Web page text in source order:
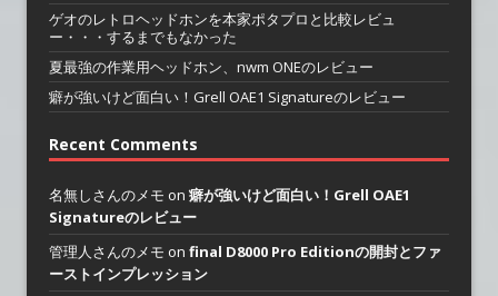
ゲオのレトロヘッドホンを本家ポタプロと比較レビュ
ー・・・するまでもなかった
夏最強の作業用ヘッドホン、nwm ONEのレビュー
癖が強いけど面白い！Grell OAE1 Signatureのレビュー
Recent Comments
名無しさんのメモ on 癖が強いけど面白い！Grell OAE1
Signatureのレビュー
管理人さんのメモ on final D8000 Pro Editionの開封とファ
ーストインプレッション